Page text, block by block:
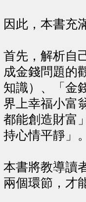
因此，本書充
首先，解析自
成金錢問題的
知識）、「金
界上幸福小富
都能創造財富
持心情平靜」
本書將教導讀
兩個環節，才